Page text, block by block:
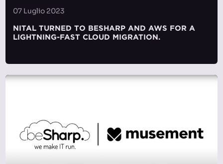
07 Luglio 2023
NITAL TURNED TO BESHARP AND AWS FOR A
LIGHTNING-FAST CLOUD MIGRATION.